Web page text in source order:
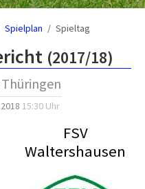
Spielplan Spieltag
(2017/18)
15:30 Uhr
FSV
Waltershausen